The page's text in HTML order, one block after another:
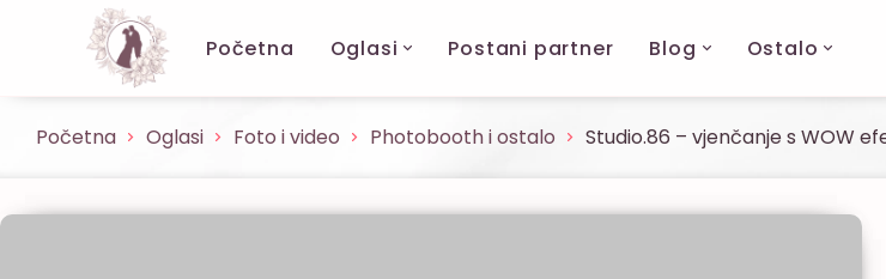
Početna Oglasi Postani partner Blog Ostalo
Početna Oglasi Foto i video Photobooth i ostalo Studio.86 – vjenčanje s WOW